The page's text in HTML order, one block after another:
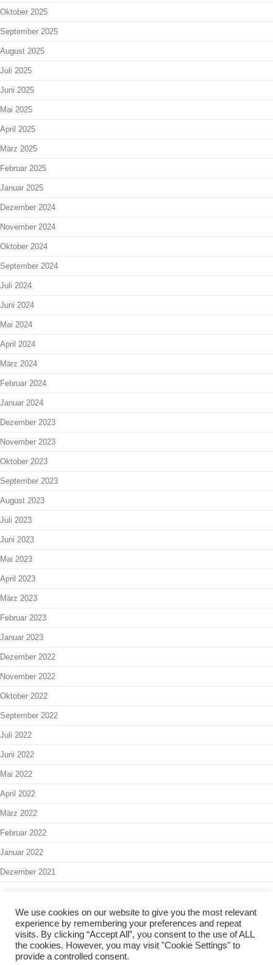
Oktober 2025
September 2025
August 2025
Juli 2025
Juni 2025
Mai 2025
April 2025
März 2025
Februar 2025
Januar 2025
Dezember 2024
November 2024
Oktober 2024
September 2024
Juli 2024
Juni 2024
Mai 2024
April 2024
März 2024
Februar 2024
Januar 2024
Dezember 2023
November 2023
Oktober 2023
September 2023
August 2023
Juli 2023
Juni 2023
Mai 2023
April 2023
März 2023
Februar 2023
Januar 2023
Dezember 2022
November 2022
Oktober 2022
September 2022
Juli 2022
Juni 2022
Mai 2022
April 2022
März 2022
Februar 2022
Januar 2022
Dezember 2021
Interner Bereich
Admin
Copyright 2024 - Kinder- & Jugendbüro Balingen - Impressum
We use cookies on our website to give you the most relevant
experience by remembering your preferences and repeat
visits. By clicking “Accept All”, you consent to the use of ALL
the cookies. However, you may visit "Cookie Settings" to
provide a controlled consent.